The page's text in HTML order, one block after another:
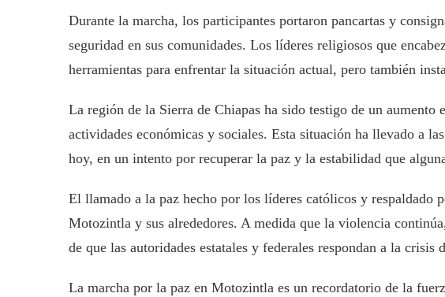
Durante la marcha, los participantes portaron pancartas y
seguridad en sus comunidades. Los líderes religiosos que
herramientas para enfrentar la situación actual, pero también
La región de la Sierra de Chiapas ha sido testigo de un
actividades económicas y sociales. Esta situación ha llevado a
hoy, en un intento por recuperar la paz y la estabilidad que
El llamado a la paz hecho por los líderes católicos y respaldado
Motozintla y sus alrededores. A medida que la violencia
de que las autoridades estatales y federales respondan a la crisis
La marcha por la paz en Motozintla es un recordatorio de la